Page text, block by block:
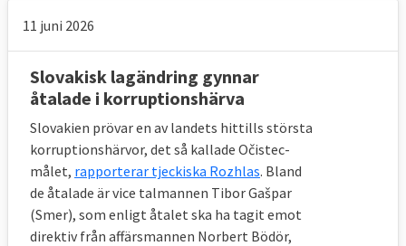
11 juni 2026
Slovakisk lagändring gynnar
åtalade i korruptionshärva
Slovakien prövar en av landets hittills största
korruptionshärvor, det så kallade Očistec-
målet, rapporterar tjeckiska Rozhlas. Bland
de åtalade är vice talmannen Tibor Gašpar
(Smer), som enligt åtalet ska ha tagit emot
direktiv från affärsmannen Norbert Bödör,